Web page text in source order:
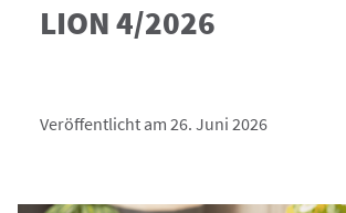
LION 4/2026
Veröffentlicht am 26. Juni 2026